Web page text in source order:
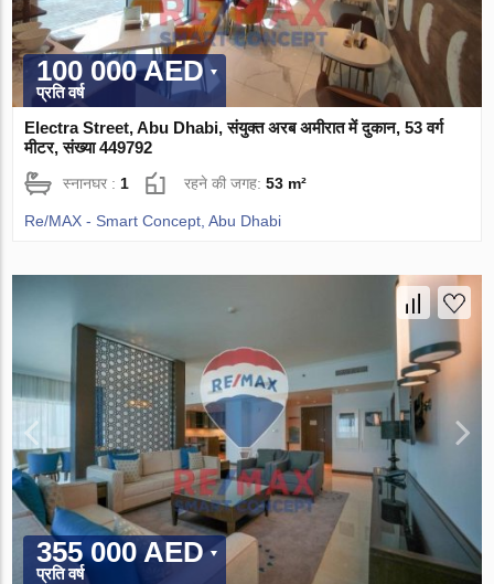
100 000 AED
प्रति वर्ष
Electra Street, Abu Dhabi, संयुक्त अरब अमीरात में दुकान, 53 वर्ग
मीटर, संख्या 449792
स्नानघर : 1 रहने की जगह:53 m²
Re/MAX - Smart Concept, Abu Dhabi
355 000 AED
प्रति वर्ष